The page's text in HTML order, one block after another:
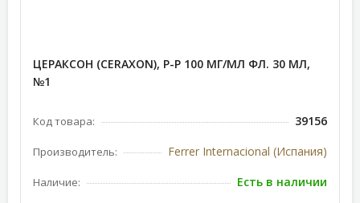
ЦЕРАКСОН (CERAXON), Р-Р 100 МГ/МЛ ФЛ. 30 МЛ,
№1
Код товара: 39156
Производитель: Ferrer Internacional (Испания)
Наличие: Есть в наличии